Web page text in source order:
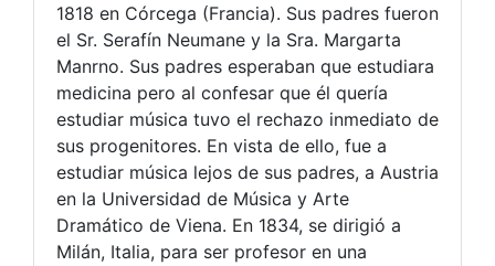
1818 en Córcega (Francia). Sus padres fueron
el Sr. Serafín Neumane y la Sra. Margarta
Manrno. Sus padres esperaban que estudiara
medicina pero al confesar que él quería
estudiar música tuvo el rechazo inmediato de
sus progenitores. En vista de ello, fue a
estudiar música lejos de sus padres, a Austria
en la Universidad de Música y Arte
Dramático de Viena. En 1834, se dirigió a
Milán, Italia, para ser profesor en una